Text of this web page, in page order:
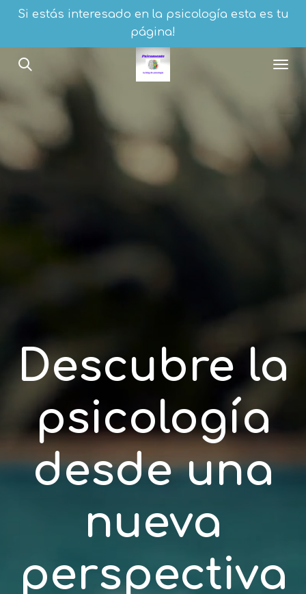
contenido
principal
Si estás interesado en la psicología esta es tu
página!
Descubre la
psicología
desde una
nueva
perspectiva